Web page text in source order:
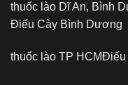
thuốc lào Dĩ An, Bình
Điếu Cày Bình Dương
thuốc lào TP HCMĐiếu